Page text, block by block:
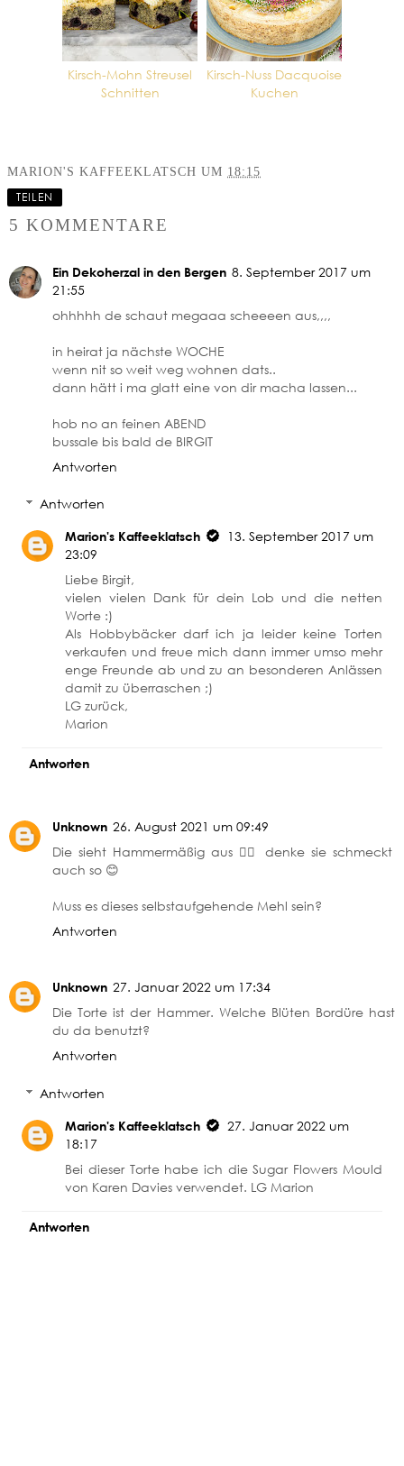
Kirsch-Mohn Streusel
Schnitten
Kirsch-Nuss Dacquoise
Kuchen
MARION'S KAFFEEKLATSCH UM 18:15
TEILEN
5 KOMMENTARE
Ein Dekoherzal in den Bergen 8. September 2017 um
21:55
ohhhhh de schaut megaaa scheeeen aus,,,,
in heirat ja nächste WOCHE
wenn nit so weit weg wohnen dats..
dann hätt i ma glatt eine von dir macha lassen...
hob no an feinen ABEND
bussale bis bald de BIRGIT
Antworten
Antworten
Marion's Kaffeeklatsch
13. September 2017 um
23:09
Liebe Birgit,
vielen vielen Dank für dein Lob und die netten
Worte :)
Als Hobbybäcker darf ich ja leider keine Torten
verkaufen und freue mich dann immer umso mehr
enge Freunde ab und zu an besonderen Anlässen
damit zu überraschen ;)
LG zurück,
Marion
Antworten
Unknown 26. August 2021 um 09:49
Die sieht Hammermäßig aus 👍🏻 denke sie schmeckt
auch so 😊
Muss es dieses selbstaufgehende Mehl sein?
Antworten
Unknown 27. Januar 2022 um 17:34
Die Torte ist der Hammer. Welche Blüten Bordüre hast
du da benutzt?
Antworten
Antworten
Marion's Kaffeeklatsch
27. Januar 2022 um
18:17
Bei dieser Torte habe ich die Sugar Flowers Mould
von Karen Davies verwendet. LG Marion
Antworten